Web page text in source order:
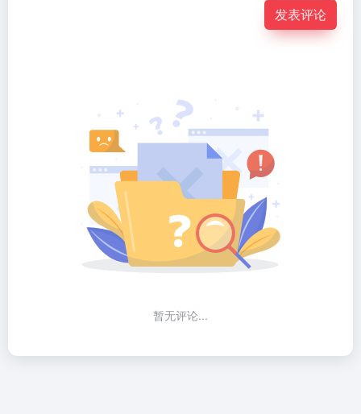
发表评论
暂无评论...